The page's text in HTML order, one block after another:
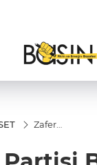
Zafer
Başkanı